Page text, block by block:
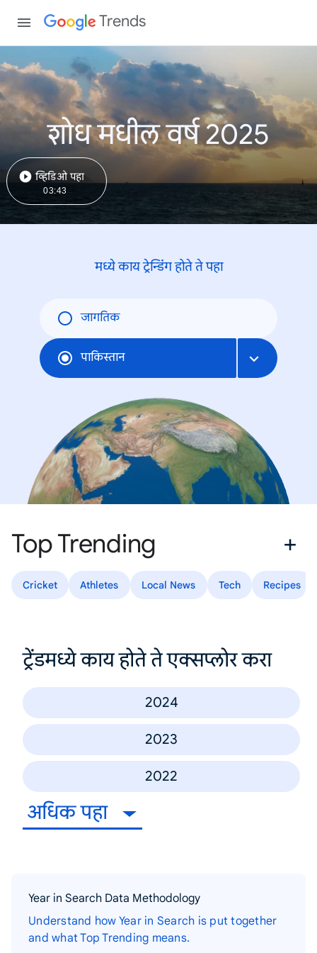
Trends
शोध मधील वर्ष 2025
व्हिडिओ पहा
03:43
मध्ये काय ट्रेन्डिंंग होते ते पहा
जागतिक
पाकिस्तान
Top Trending
Cricket Athletes Local News Tech Recipes
ट्रेंडमध्ये काय होते ते एक्सप्लोर करा
2024
2023
2022
अधिक पहा
Year in Search Data Methodology
Understand how Year in Search is put together
and what Top Trending means.